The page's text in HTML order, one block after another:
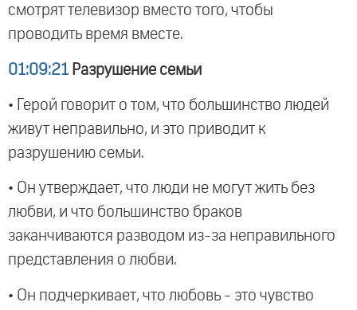
смотрят телевизор вместо того, чтобы
проводить время вместе.
01:09:21 Разрушение семьи
• Герой говорит о том, что большинство людей
живут неправильно, и это приводит к
разрушению семьи.
• Он утверждает, что люди не могут жить без
любви, и что большинство браков
заканчиваются разводом из-за неправильного
представления о любви.
• Он подчеркивает, что любовь - это чувство